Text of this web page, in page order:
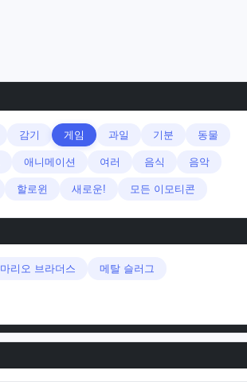
감기 게임 과일 기분 동물
애니메이션 여러 음식 음악
할로윈 새로운! 모든 이모티콘
마리오 브라더스 메탈 슬러그